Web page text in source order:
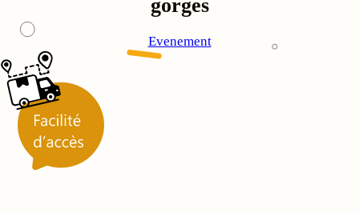
gorges
Evenement